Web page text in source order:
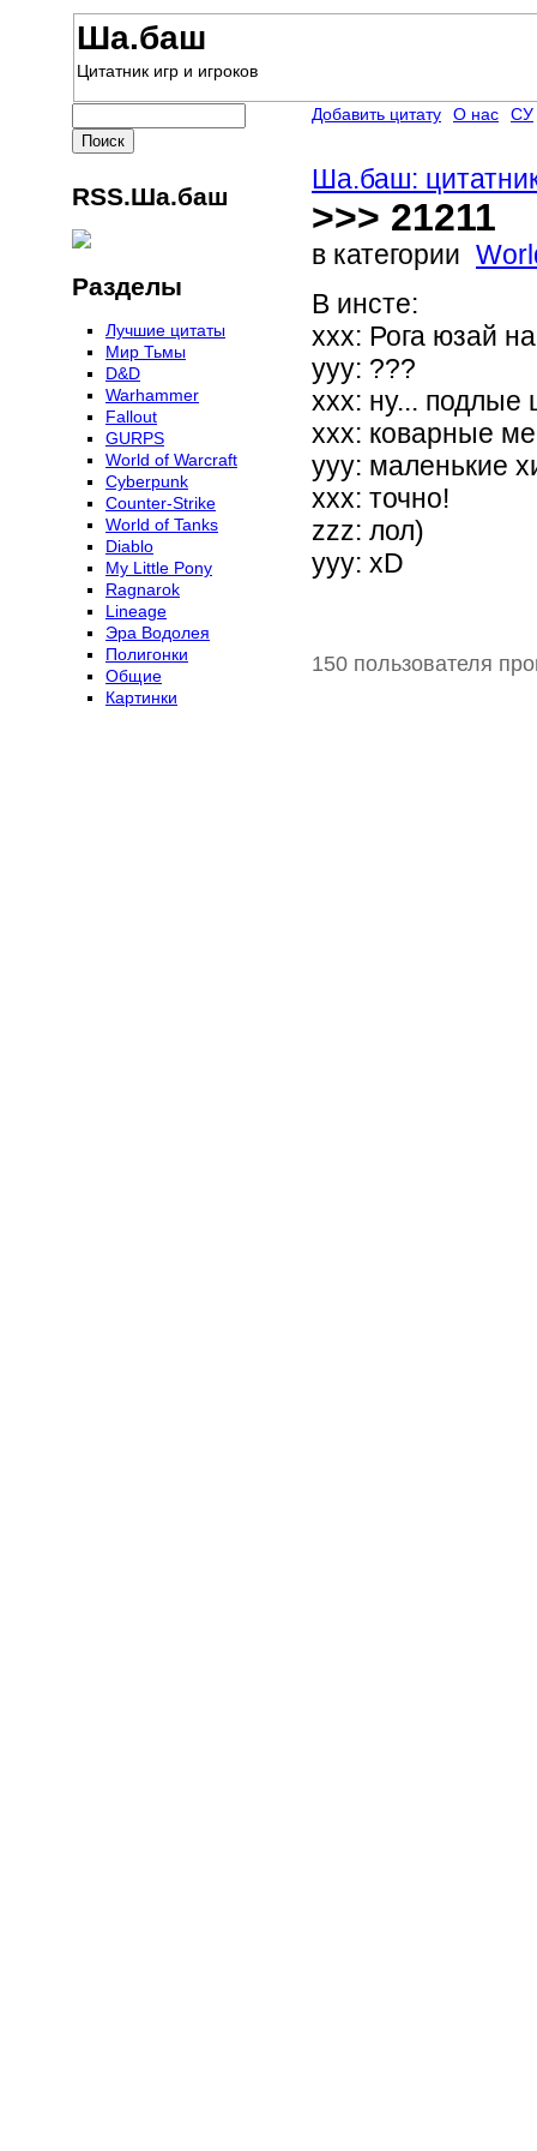
Ша.баш
Цитатник игр и игроков
Ша.баш:
>>> 21211
в категории
В инсте:
ххх: Рога юзай
ууу: ???
ххх: ну... подлые
ххх: коварные
ууу: маленькие
ххх: точно!
zzz: лол)
yyy: xD
150 пользователя
Добавить цитату О нас СУ
RSS.Ша.баш
Разделы
Лучшие цитаты
Мир Тьмы
D&D
Warhammer
Fallout
GURPS
World of Warcraft
Сyberpunk
Counter-Strike
World of Tanks
Diablo
My Little Pony
Ragnarok
Lineage
Эра Водолея
Полигонки
Общие
Картинки